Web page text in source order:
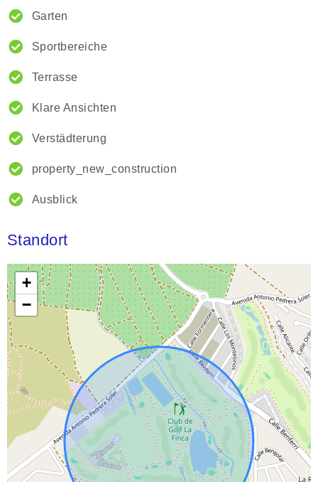
Garten
Sportbereiche
Terrasse
Klare Ansichten
Verstädterung
property_new_construction
Ausblick
Standort
+
−